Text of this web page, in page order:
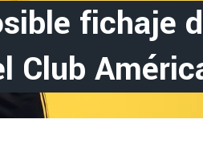
fichaje
Club